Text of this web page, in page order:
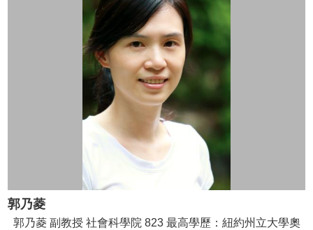
郭乃菱
郭乃菱 副教授 社會科學院 823 最高學歷：紐約州立大學奧